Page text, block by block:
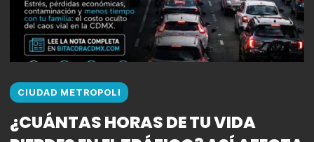
CIUDAD METROPOLI
¿CUÁNTAS HORAS DE TU VIDA